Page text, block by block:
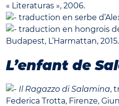
« Literaturas », 2006.
traduction en serbe
traduction en hongrois
Budapest, L’Harmattan, 2015.
L’enfant de
Il Ragazzo di Salamina,
Federica Trotta, Firenze,